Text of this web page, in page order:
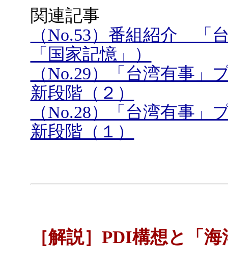
関連記事
（No.53）番組紹介 「
「国家記憶」）
（No.29）「台湾有事
新段階（２）
（No.28）「台湾有事
新段階（１）
［解説］PDI構想と「